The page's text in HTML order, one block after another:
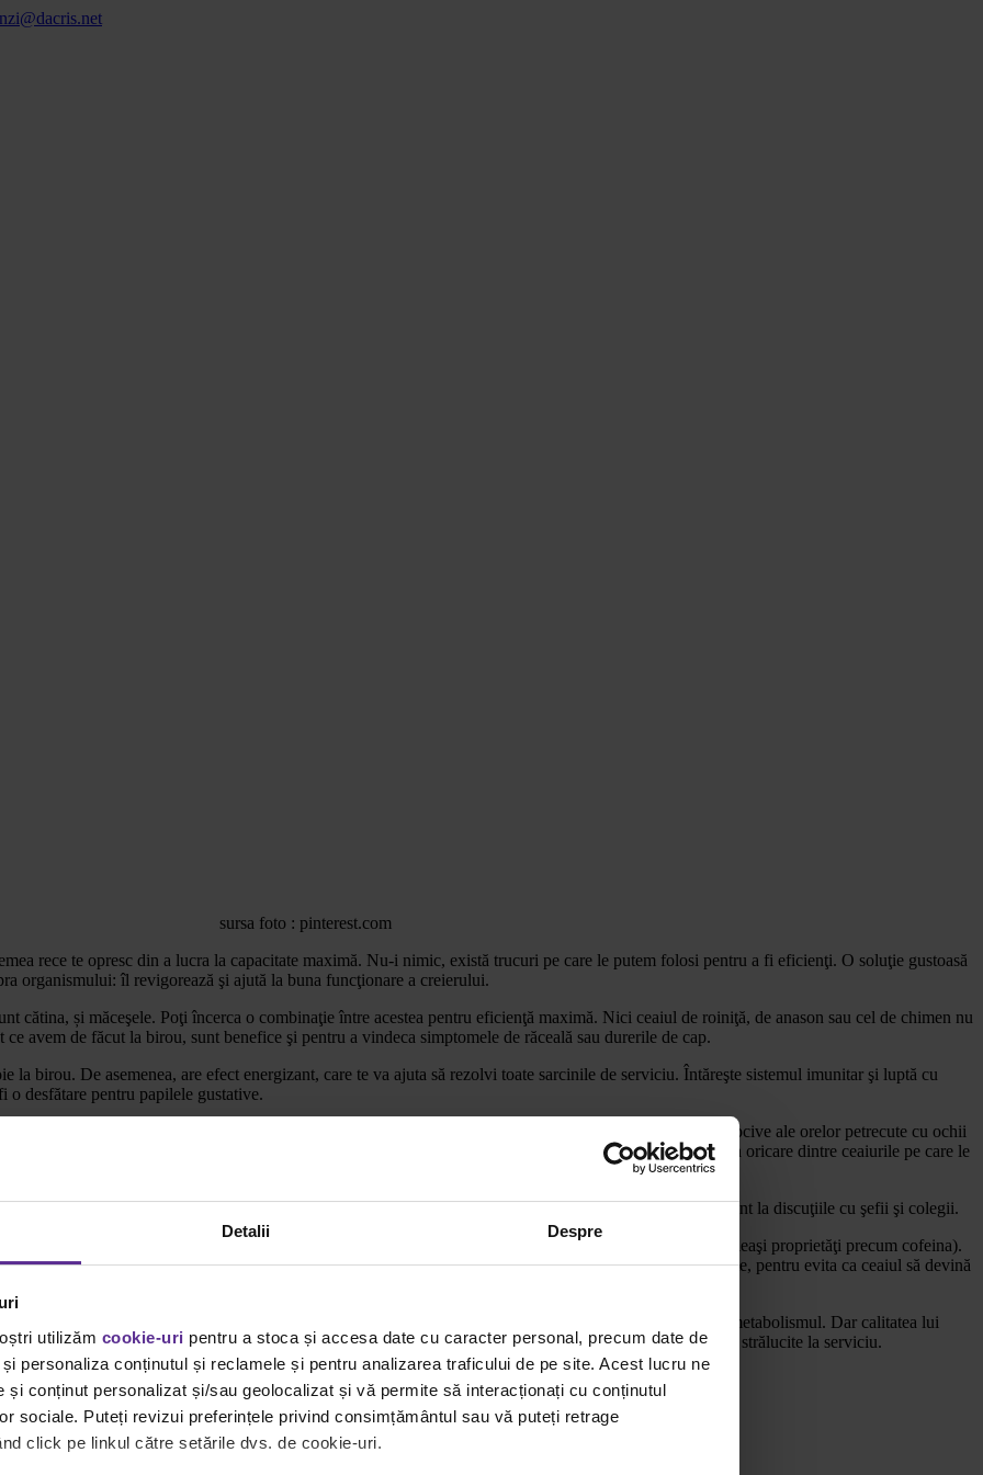
Detalii Despre
utilizăm cookie-uri pentru a stoca și accesa date cu caracter personal, precum date de
personaliza conținutul și reclamele și pentru analizarea traficului de pe site. Acest lucru ne
și conținut personalizat și/sau geolocalizat și vă permite să interacționați cu conținutul
sociale. Puteți revizui preferințele privind consimțământul sau vă puteți retrage
click pe linkul către setările dvs. de cookie-uri.
sursa foto : pinterest.com
rece te opresc din a lucra la capacitate maximă. Nu-i nimic, există trucuri pe care le putem folosi pentru a fi eficienţi. O soluţie gustoasă
organismului: îl revigorează şi ajută la buna funcţionare a creierului.
cătina, și măceşele. Poţi încerca o combinaţie între acestea pentru eficienţă maximă. Nici ceaiul de roiniţă, de anason sau cel de chimen nu
avem de făcut la birou, sunt benefice şi pentru a vindeca simptomele de răceală sau durerile de cap.
la birou. De asemenea, are efect energizant, care te va ajuta să rezolvi toate sarcinile de serviciu. Întăreşte sistemul imunitar şi luptă cu
o desfătare pentru papilele gustative.
concentraţie mare de vitamina A, care ajută la menţinerea acuităţii vizuale. Astfel vei combate efectele nocive ale orelor petrecute cu ochii
sistemul cardiovascular – creierul va fi oxigenat mai bine. Un truc simplu este să adaugi fructe de goji în oricare dintre ceaiurile pe care le
de nutrienţi.
este eficient în lupta cu oboseala. Ceaiul dementăstimulează funcţiile celebrale, așa că vei putea fi mai atent la discuţiile cu şefii şi colegii.
dar mai are un avantaj: este la fel de eficient precum cafeaua în a ne menţine activi (teina are aceleaşi proprietăţi precum cofeina).
la birou, mai ales în zilele aglomerate. Este bine să îţi aminteşti să scoţi pliculeţul din cană după trei minute, pentru evita ca ceaiul să devină
poţi alege varianta cu
puternic al ceaiului negru, dar acelaşi efect revigorant, cel verde este apreciat pentru că accelerează metabolismul. Dar calitatea lui
Astfel că o cana de ceai verde, simplu sau cu aroma revigorantă decitriceeste cheia spre rezultate strălucite la serviciu.